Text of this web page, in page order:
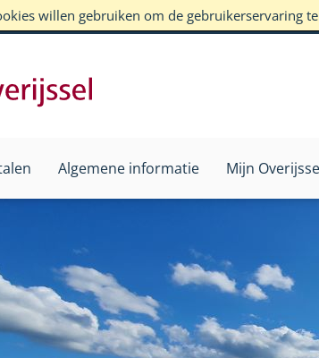
willen gebruiken om de gebruikerservaring
Algemene informatie Mijn